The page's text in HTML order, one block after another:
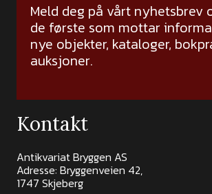
Meld deg på vårt nyhetsbrev
de første som mottar
nye objekter, kataloger,
auksjoner.
Kontakt
Antikvariat Bryggen AS
Adresse: Bryggenveien 42,
1747 Skjeberg